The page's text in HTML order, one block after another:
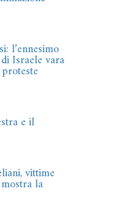
l’ennesimo
Israele vara
e il
vittime
la